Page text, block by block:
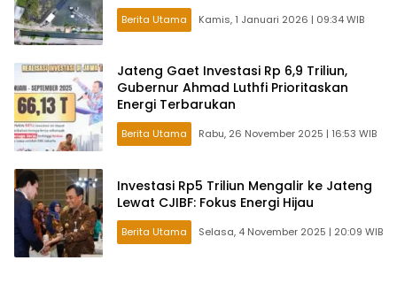
Berita Utama Kamis, 1 Januari 2026 | 09:34 WIB
Jateng Gaet Investasi Rp 6,9 Triliun,
Gubernur Ahmad Luthfi Prioritaskan
Energi Terbarukan
Berita Utama Rabu, 26 November 2025 | 16:53 WIB
Investasi Rp5 Triliun Mengalir ke Jateng
Lewat CJIBF: Fokus Energi Hijau
Berita Utama Selasa, 4 November 2025 | 20:09 WIB